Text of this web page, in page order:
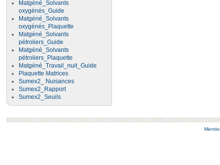
Matgéné_Solvants
oxygénés_Guide
Matgéné_Solvants
oxygénés_Plaquette
Matgéné_Solvants
pétroliers_Guide
Matgéné_Solvants
pétroliers_Plaquette
Matgéné_Travail_nuit_Guide
Plaquette Matrices
Sumex2_ Nuisances
Sumex2_Rapport
Sumex2_Seuils